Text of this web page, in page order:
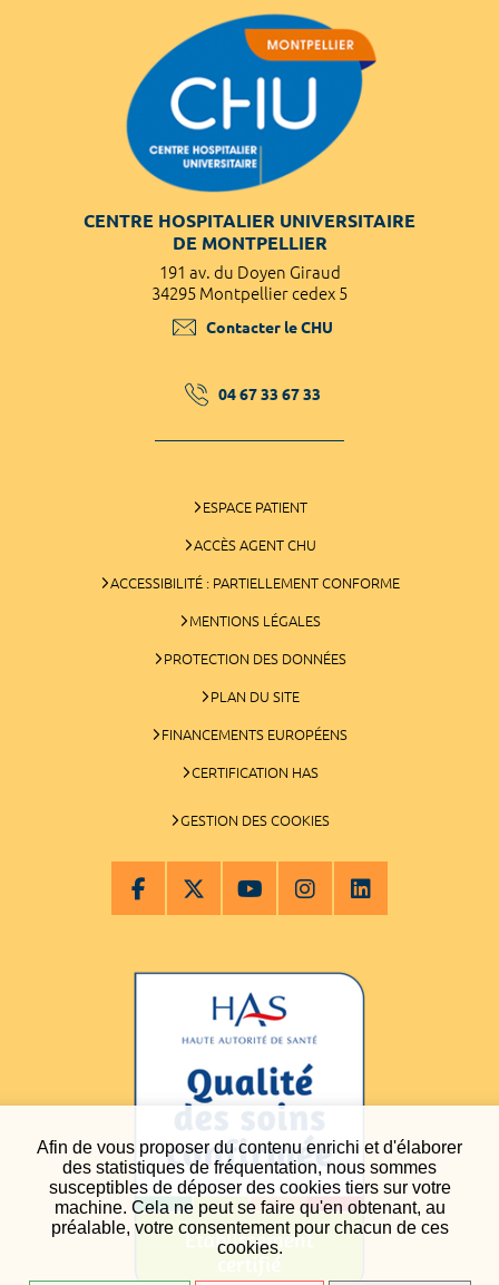
Afin de vous proposer du contenu enrichi et d'élaborer
des statistiques de fréquentation, nous sommes
susceptibles de déposer des cookies tiers sur votre
machine. Cela ne peut se faire qu'en obtenant, au
préalable, votre consentement pour chacun de ces
cookies.
CENTRE HOSPITALIER UNIVERSITAIRE
DE MONTPELLIER
191 av. du Doyen Giraud
34295 Montpellier cedex 5
Contacter le CHU
04 67 33 67 33
ESPACE PATIENT
ACCÈS AGENT CHU
ACCESSIBILITÉ : PARTIELLEMENT CONFORME
MENTIONS LÉGALES
PROTECTION DES DONNÉES
PLAN DU SITE
FINANCEMENTS EUROPÉENS
CERTIFICATION HAS
GESTION DES COOKIES